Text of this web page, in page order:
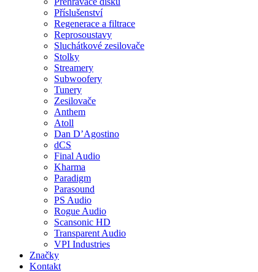
Příslušenství
Regenerace a filtrace
Reprosoustavy
Sluchátkové zesilovače
Stolky
Streamery
Subwoofery
Tunery
Zesilovače
Anthem
Atoll
Dan D’Agostino
dCS
Final Audio
Kharma
Paradigm
Parasound
PS Audio
Rogue Audio
Scansonic HD
Transparent Audio
VPI Industries
Značky
Kontakt